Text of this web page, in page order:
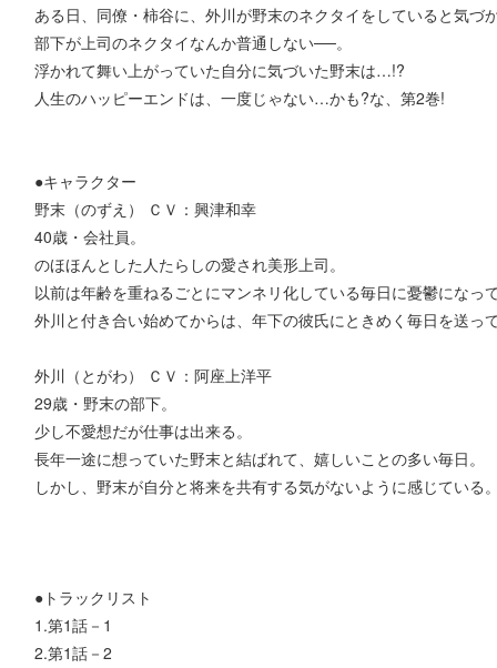
ある日、同僚・柿谷に、外川が野末のネクタイをしていると気づ
部下が上司のネクタイなんか普通しない──。
浮かれて舞い上がっていた自分に気づいた野末は…!?
人生のハッピーエンドは、一度じゃない…かも?な、第2巻!
●キャラクター
野末（のずえ） ＣＶ：興津和幸
40歳・会社員。
のほほんとした人たらしの愛され美形上司。
以前は年齢を重ねるごとにマンネリ化している毎日に憂鬱になって
外川と付き合い始めてからは、年下の彼氏にときめく毎日を送って
外川（とがわ） ＣＶ：阿座上洋平
29歳・野末の部下。
少し不愛想だが仕事は出来る。
長年一途に想っていた野末と結ばれて、嬉しいことの多い毎日。
しかし、野末が自分と将来を共有する気がないように感じている。
●トラックリスト
1.第1話－1
2.第1話－2